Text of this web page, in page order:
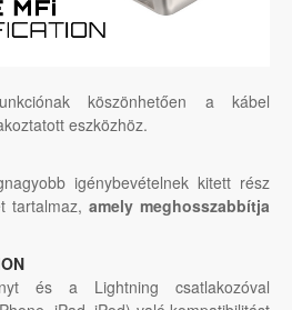
köszönhetően a kábel
eszközhöz.
igénybevételnek kitett rész
tartalmaz, amely meghosszabbítja
és a Lightning csatlakozóval